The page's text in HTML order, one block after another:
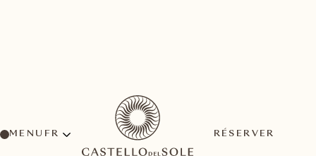
MENU RÉSERVER